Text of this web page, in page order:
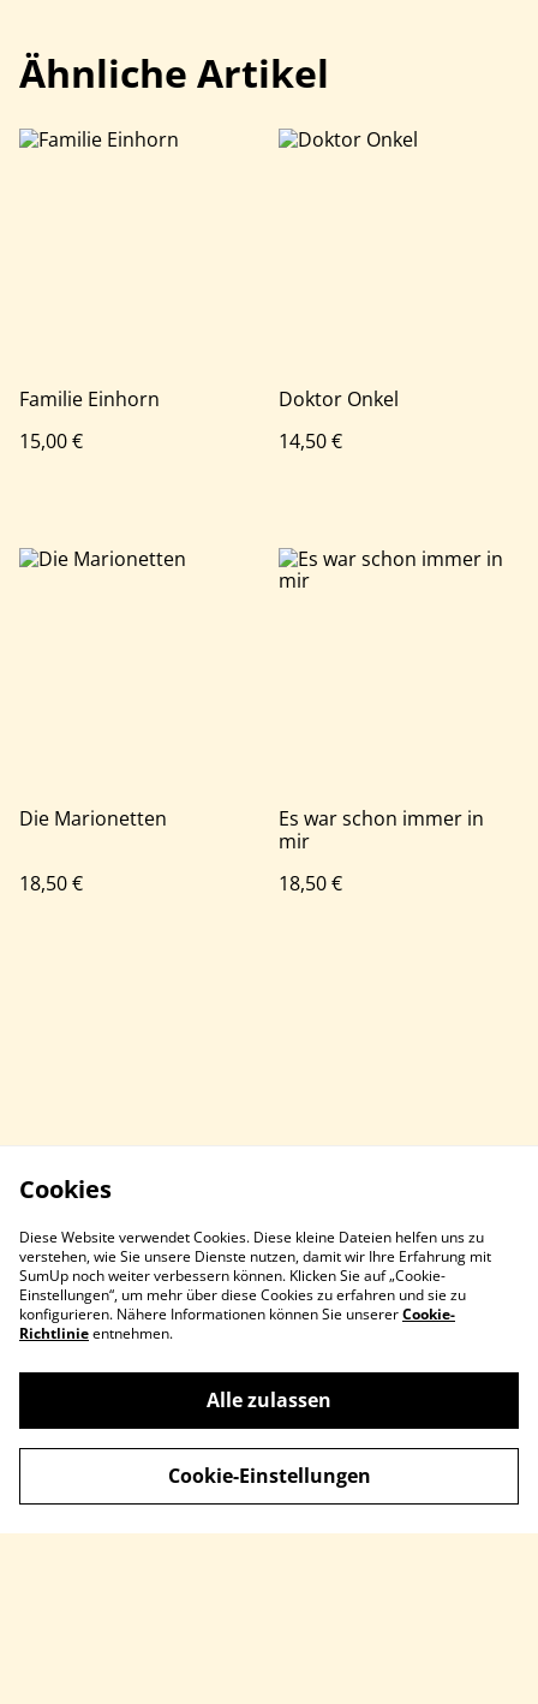
Ähnliche Artikel
Familie Einhorn
15,00 €
Doktor Onkel
14,50 €
Die Marionetten
18,50 €
Es war schon immer in
mir
18,50 €
Kontaktieren Sie uns
Rechtliche
Bestimmungen
Datenschutzbestimm
ungen von SumUp
Cookie-Richtlinie
Impressum
Cookies
Diese Website verwendet Cookies. Diese kleine Dateien helfen uns zu
verstehen, wie Sie unsere Dienste nutzen, damit wir Ihre Erfahrung mit
SumUp noch weiter verbessern können. Klicken Sie auf „Cookie-
Einstellungen“, um mehr über diese Cookies zu erfahren und sie zu
konfigurieren. Nähere Informationen können Sie unsererCookie-
Richtlinieentnehmen.
Alle zulassen
Cookie-Einstellungen